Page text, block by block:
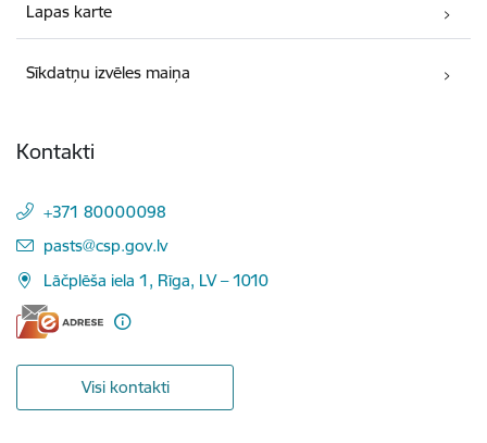
Lapas karte
Sīkdatņu izvēles maiņa
Kontakti
+371 80000098
E-pasts:
pasts@csp.gov.lv
Lāčplēša iela 1, Rīga, LV – 1010
Visi kontakti